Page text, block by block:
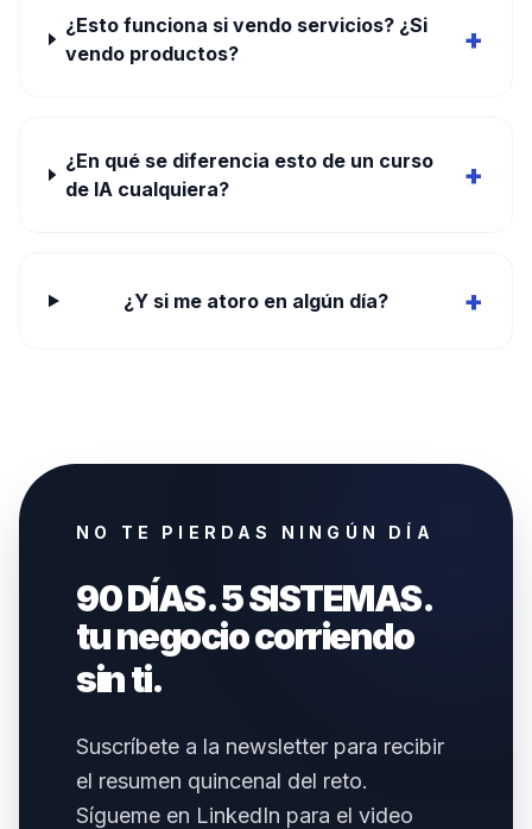
¿Esto funciona si vendo servicios? ¿Si
vendo productos?
+
¿En qué se diferencia esto de un curso
de IA cualquiera?
+
¿Y si me atoro en algún día? +
NO TE PIERDAS NINGÚN DÍA
90 DÍAS. 5 SISTEMAS.
tu negocio corriendo
sin ti.
Suscríbete a la newsletter para recibir
el resumen quincenal del reto.
Sígueme en LinkedIn para el video